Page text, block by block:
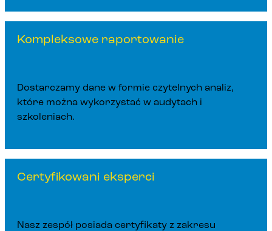
Kompleksowe raportowanie
Dostarczamy dane w formie czytelnych analiz,
które można wykorzystać w audytach i
szkoleniach.
Certyfikowani eksperci
Nasz zespół posiada certyfikaty z zakresu